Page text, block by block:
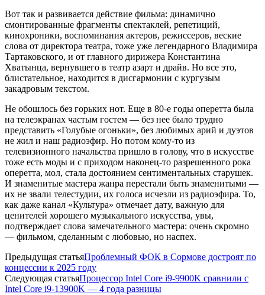
Вот так и развивается действие фильма: динамично
смонтированные фрагменты спектаклей, репетиций,
кинохроники, воспоминания актеров, режиссеров, веские
слова от директора театра, тоже уже легендарного Владимира
Тартаковского, и от главного дирижера Константина
Хватынца, вернувшего в театр азарт и драйв. Но все это,
блистательное, находится в дисгармонии с кургузым
закадровым текстом.
Не обошлось без горьких нот. Еще в 80-е годы оперетта была
на телеэкранах частым гостем — без нее было трудно
представить «Голубые огоньки», без любимых арий и дуэтов
не жил и наш радиоэфир. Но потом кому-то из
телевизионного начальства пришло в голову, что в искусстве
тоже есть моды и с приходом наконец-то разрешенного рока
оперетта, мол, стала достоянием сентиментальных старушек.
И знаменитые мастера жанра перестали быть знаменитыми —
их не звали телестудии, их голоса исчезли из радиоэфира. То,
как даже канал «Культура» отмечает дату, важную для
ценителей хорошего музыкального искусства, увы,
подтверждает слова замечательного мастера: очень скромно
— фильмом, сделанным с любовью, но наспех.
Предыдущая статьяПроблемный ФОК в Сормове достроят по
концессии к 2025 году
Следующая статьяПроцессор Intel Core i9-9900K сравнили с
Intel Core i9-13900K — 4 года разницы